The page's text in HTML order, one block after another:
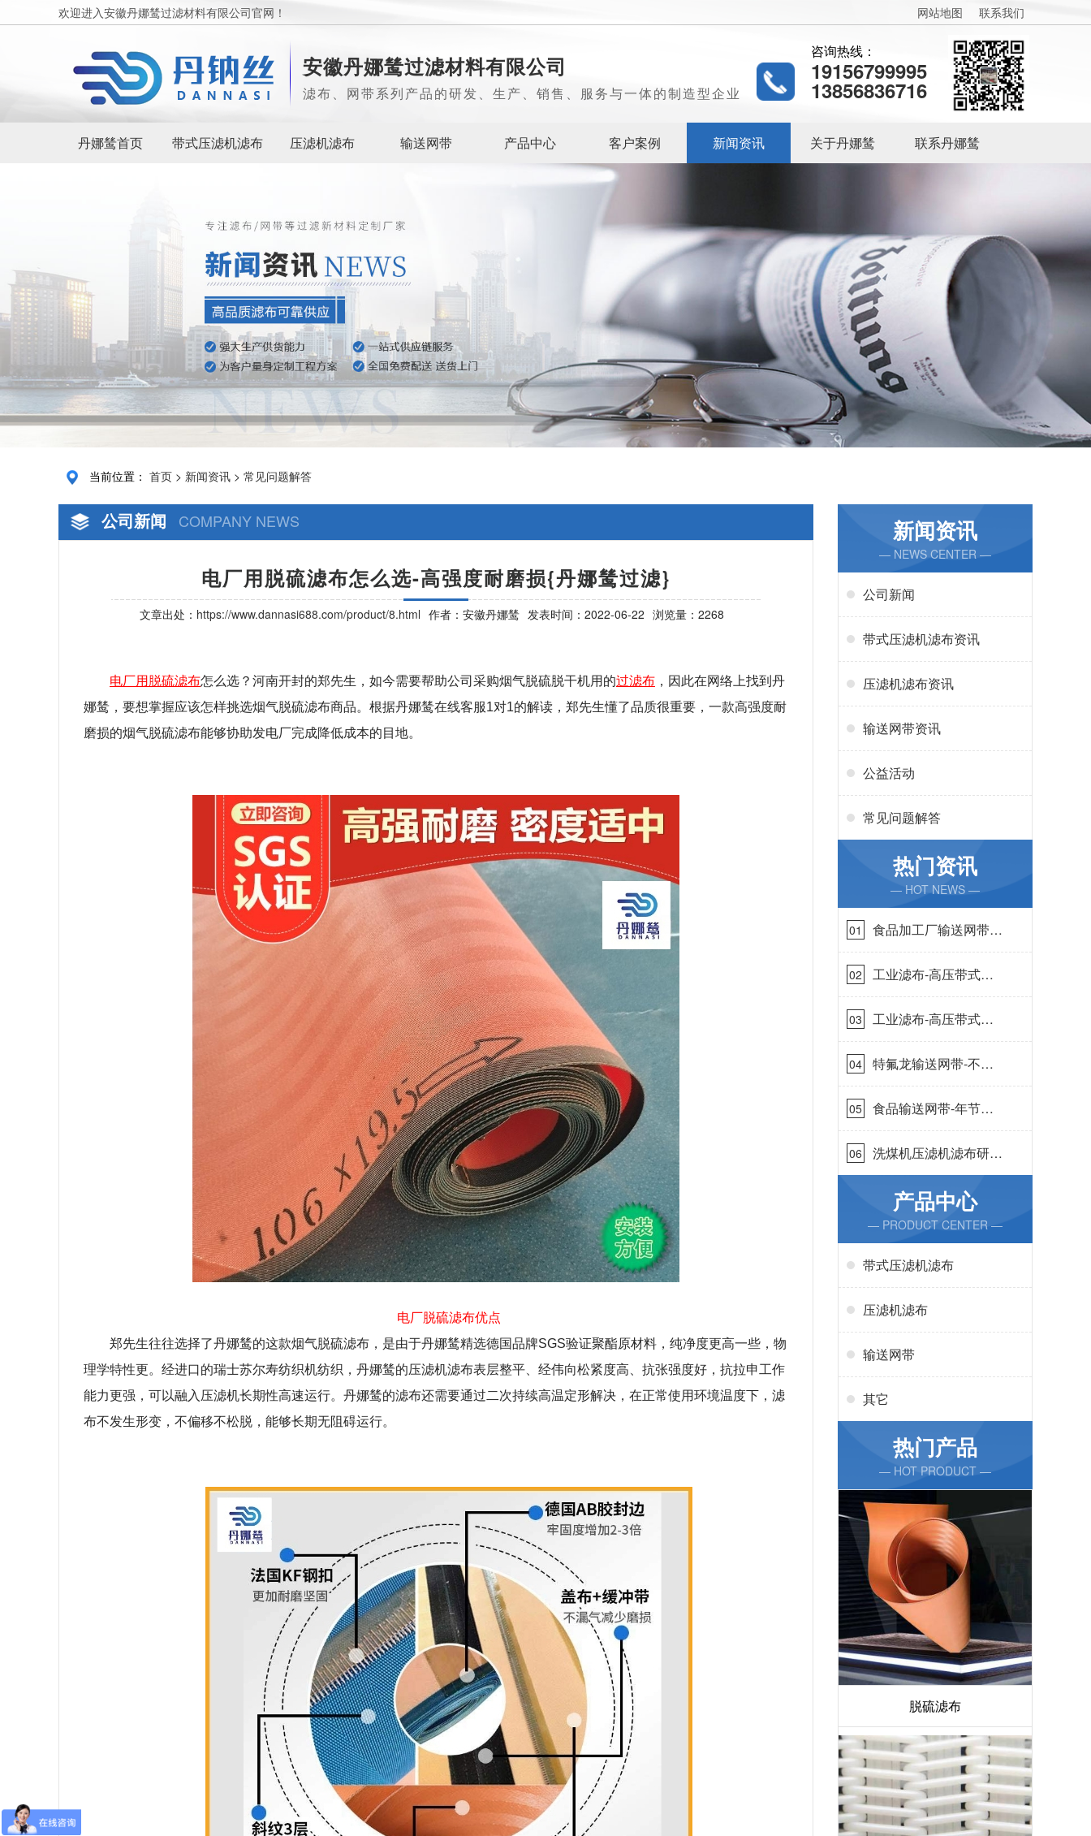
欢迎进入安徽丹娜鸶过滤材料有限公司官网！ 网站地图 联系我们
安徽丹娜鸶过滤材料有限公司
滤布、网带系列产品的研发、生产、销售、服务与一体的制造型企业
咨询热线：
19156799995
13856836716
丹娜鸶首页 带式压滤机滤布 压滤机滤布 输送网带 产品中心 客户案例 新闻资讯 关于丹娜鸶 联系丹娜鸶
当前位置： 首页 > 新闻资讯 > 常见问题解答
公司新闻 COMPANY NEWS
电厂用脱硫滤布怎么选-高强度耐磨损{丹娜鸶过滤}
文章出处： https://www.dannasi688.com/product/8.html 作者：安徽丹娜鸶 发表时间：2022-06-22 浏览量：2268
电厂用脱硫滤布怎么选？河南开封的郑先生，如今需要帮助公司采购烟气脱硫脱干机用的过滤布 ，因此在网络上找到丹
娜鸶，要想掌握应该怎样挑选烟气脱硫滤布商品。根据丹娜鸶在线客服1对1的解读，郑先生懂了品质很重要，一款高强度耐
磨损的烟气脱硫滤布能够协助发电厂完成降低成本的目地。
电厂脱硫滤布优点
郑先生往往选择了丹娜鸶的这款烟气脱硫滤布，是由于丹娜鸶精选德国品牌SGS验证聚酯原材料，纯净度更高一些，物
理学特性更。经进口的瑞士苏尔寿纺织机纺织，丹娜鸶的压滤机滤布表层整平、经伟向松紧度高、抗张强度好，抗拉申工作
能力更强，可以融入压滤机长期性高速运行。丹娜鸶的滤布还需要通过二次持续高温定形解决，在正常使用环境温度下，滤
布不发生形变，不偏移不松脱，能够长期无阻碍运行。
新闻资讯
— NEWS CENTER —
公司新闻
带式压滤机滤布资讯
压滤机滤布资讯
输送网带资讯
公益活动
常见问题解答
热门资讯
— HOT NEWS —
01
食品加工厂输送网带哪
里有-耐温耐磨{丹娜鸶
过滤}
02
工业滤布-高压带式滤
布需要高强耐磨吗{丹
娜鸶过滤}
03
工业滤布-高压带式滤
布一定要高强耐磨{丹
娜鸶过滤}
04
特氟龙输送网带-不惧
高温{丹娜鸶过滤}
05
食品输送网带-年节省
成本75万{丹娜鸶过滤}
06
洗煤机压滤机滤布研发
生产-按需定制{丹娜鸶
过滤}产品中心
— PRODUCT CENTER —
带式压滤机滤布
压滤机滤布
输送网带
其它
热门产品
— HOT PRODUCT —
脱硫滤布